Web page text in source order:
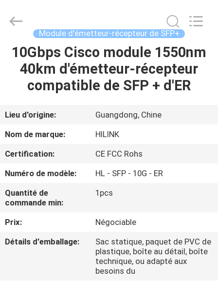
MAISON
PRODUITS
À
DE
NOUS
VISITE
DE
HiLink
Technology
Reserved.
Module d'émetteur-récepteur de SFP+
10Gbps Cisco module 1550nm
40km d'émetteur-récepteur
compatible de SFP + d'ER
Lieu d'origine:
Guangdong, Chine
Nom de marque:
HILINK
Certification:
CE FCC Rohs
Numéro de modèle:
HL - SFP - 10G - ER
Quantité de
commande min:
1pcs
Prix:
Négociable
Détails d'emballage:
Sac statique, paquet de PVC de
plastique, boîte au détail, boîte
technique, ou adapté aux
besoins du